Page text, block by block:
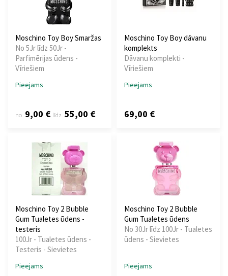
Moschino Toy Boy Smaržas
No 5Jr līdz 50Jr -
Parfimērijas ūdens -
Vīriešiem
Pieejams
no 9,00 € līdz 55,00 €
Moschino Toy Boy dāvanu
komplekts
Dāvanu komplekti -
Vīriešiem
Pieejams
69,00 €
Moschino Toy 2 Bubble
Gum Tualetes ūdens -
testeris
100Jr - Tualetes ūdens -
Testeris - Sievietes
Pieejams
Moschino Toy 2 Bubble
Gum Tualetes ūdens
No 30Jr līdz 100Jr - Tualetes
ūdens - Sievietes
Pieejams